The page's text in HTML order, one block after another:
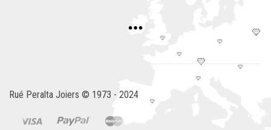
Rué Peralta Joiers © 1973 - 2024